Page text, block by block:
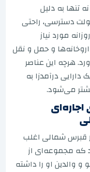
تنها به دلیل
دسترسی، راحتی
مورد نیاز
و حمل و نقل
هرچه این عناصر
درآمدزا به
می‌شود.
قبرس شمالی اغلب
که مجموعه‌ای از
والدین او را داشته